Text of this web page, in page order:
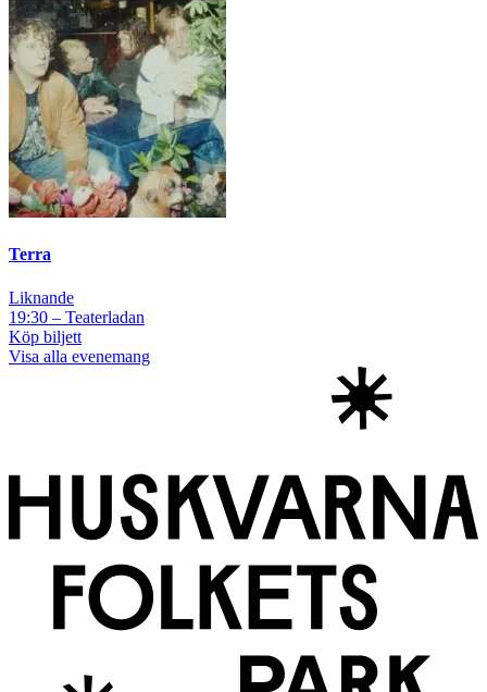
Terra
Liknande
19:30 – Teaterladan
Köp biljett
Visa alla evenemang